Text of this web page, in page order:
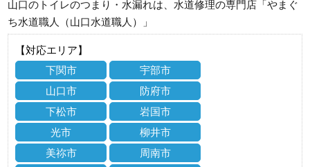
山口のトイレのつまり・水漏れは、水道修理の専門店「やまぐ
ち水道職人（山口水道職人）」
【対応エリア】
下関市
宇部市
山口市
防府市
下松市
岩国市
光市
柳井市
美祢市
周南市